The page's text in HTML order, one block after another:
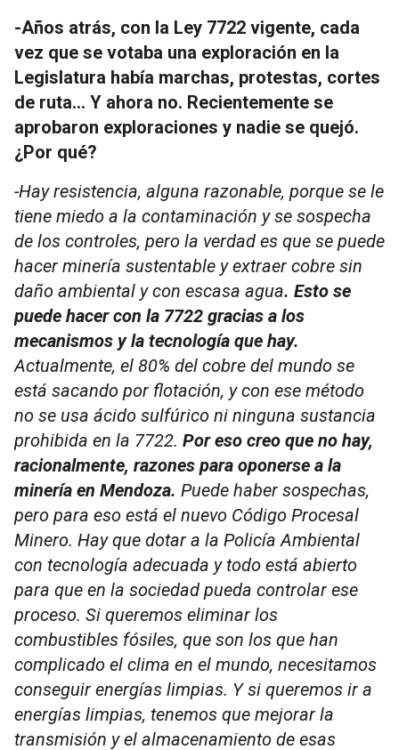
-Años atrás, con la Ley 7722 vigente, cada
vez que se votaba una exploración en la
Legislatura había marchas, protestas, cortes
de ruta... Y ahora no. Recientemente se
aprobaron exploraciones y nadie se quejó.
¿Por qué?
-Hay resistencia, alguna razonable, porque se le
tiene miedo a la contaminación y se sospecha
de los controles, pero la verdad es que se puede
hacer minería sustentable y extraer cobre sin
daño ambiental y con escasa agua. Esto se
puede hacer con la 7722 gracias a los
mecanismos y la tecnología que hay.
Actualmente, el 80% del cobre del mundo se
está sacando por flotación, y con ese método
no se usa ácido sulfúrico ni ninguna sustancia
prohibida en la 7722. Por eso creo que no hay,
racionalmente, razones para oponerse a la
minería en Mendoza. Puede haber sospechas,
pero para eso está el nuevo Código Procesal
Minero. Hay que dotar a la Policía Ambiental
con tecnología adecuada y todo está abierto
para que en la sociedad pueda controlar ese
proceso. Si queremos eliminar los
combustibles fósiles, que son los que han
complicado el clima en el mundo, necesitamos
conseguir energías limpias. Y si queremos ir a
energías limpias, tenemos que mejorar la
transmisión y el almacenamiento de esas